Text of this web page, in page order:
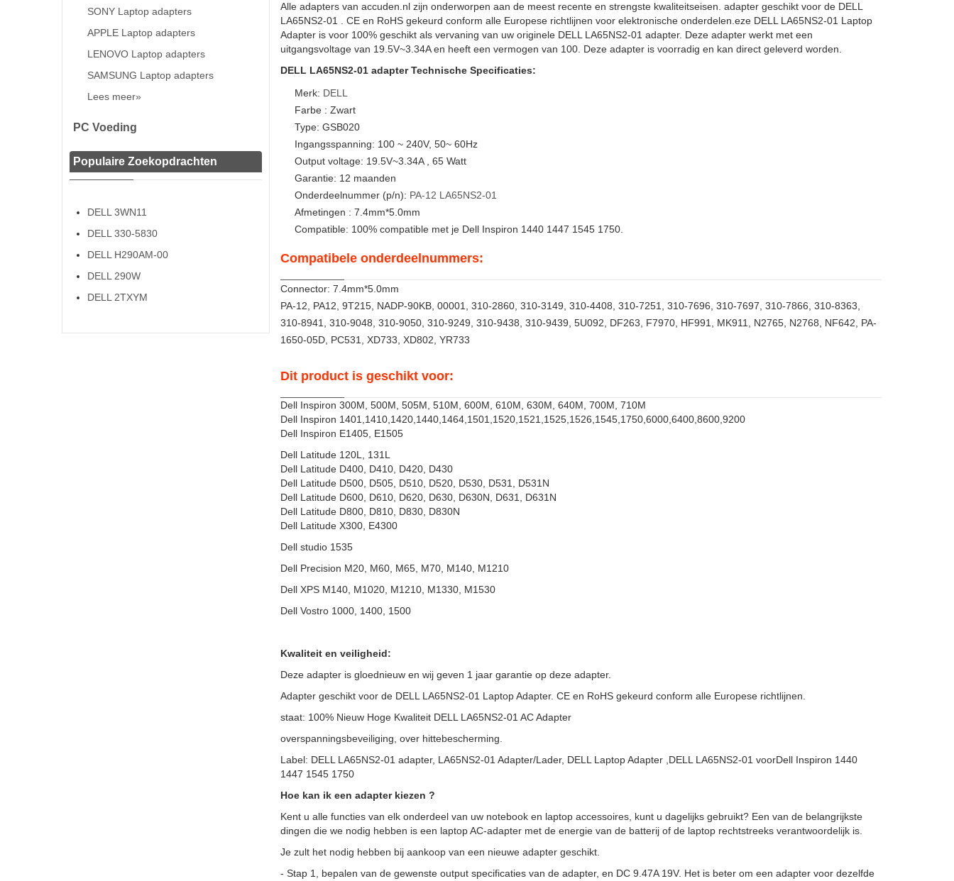
SONY Laptop adapters
APPLE Laptop adapters
LENOVO Laptop adapters
SAMSUNG Laptop adapters
Lees meer»
PC Voeding
Populaire Zoekopdrachten
DELL 3WN11
DELL 330-5830
DELL H290AM-00
DELL 290W
DELL 2TXYM
Alle adapters van accuden.nl zijn onderworpen aan de meest recente en strengste kwaliteitseisen. adapter geschikt voor de DELL
LA65NS2-01 . CE en RoHS gekeurd conform alle Europese richtlijnen voor elektronische onderdelen.eze DELL LA65NS2-01 Laptop
Adapter is voor 100% geschikt als vervaning van uw originele DELL LA65NS2-01 adapter. Deze adapter werkt met een
uitgangsvoltage van 19.5V~3.34A en heeft een vermogen van 100. Deze adapter is voorradig en kan direct geleverd worden.
DELL LA65NS2-01 adapter Technische Specificaties:
Merk: DELL
Farbe : Zwart
Type: GSB020
Ingangsspanning: 100 ~ 240V, 50~ 60Hz
Output voltage: 19.5V~3.34A , 65 Watt
Garantie: 12 maanden
Onderdeelnummer (p/n): PA-12 LA65NS2-01
Afmetingen : 7.4mm*5.0mm
Compatible: 100% compatible met je Dell Inspiron 1440 1447 1545 1750.
Compatibele onderdeelnummers:
Connector: 7.4mm*5.0mm
PA-12, PA12, 9T215, NADP-90KB, 00001, 310-2860, 310-3149, 310-4408, 310-7251, 310-7696, 310-7697, 310-7866, 310-8363,
310-8941, 310-9048, 310-9050, 310-9249, 310-9438, 310-9439, 5U092, DF263, F7970, HF991, MK911, N2765, N2768, NF642, PA-
1650-05D, PC531, XD733, XD802, YR733
Dit product is geschikt voor:
Dell Inspiron 300M, 500M, 505M, 510M, 600M, 610M, 630M, 640M, 700M, 710M
Dell Inspiron 1401,1410,1420,1440,1464,1501,1520,1521,1525,1526,1545,1750,6000,6400,8600,9200
Dell Inspiron E1405, E1505
Dell Latitude 120L, 131L
Dell Latitude D400, D410, D420, D430
Dell Latitude D500, D505, D510, D520, D530, D531, D531N
Dell Latitude D600, D610, D620, D630, D630N, D631, D631N
Dell Latitude D800, D810, D830, D830N
Dell Latitude X300, E4300
Dell studio 1535
Dell Precision M20, M60, M65, M70, M140, M1210
Dell XPS M140, M1020, M1210, M1330, M1530
Dell Vostro 1000, 1400, 1500
Kwaliteit en veiligheid:
Deze adapter is gloednieuw en wij geven 1 jaar garantie op deze adapter.
Adapter geschikt voor de DELL LA65NS2-01 Laptop Adapter. CE en RoHS gekeurd conform alle Europese richtlijnen.
staat: 100% Nieuw Hoge Kwaliteit DELL LA65NS2-01 AC Adapter
overspanningsbeveiliging, over hittebescherming.
Label: DELL LA65NS2-01 adapter, LA65NS2-01 Adapter/Lader, DELL Laptop Adapter ,DELL LA65NS2-01 voorDell Inspiron 1440
1447 1545 1750
Hoe kan ik een adapter kiezen ?
Kent u alle functies van elk onderdeel van uw notebook en laptop accessoires, kunt u dagelijks gebruikt? Een van de belangrijkste
dingen die we nodig hebben is een laptop AC-adapter met de energie van de batterij of de laptop rechtstreeks verantwoordelijk is.
Je zult het nodig hebben bij aankoop van een nieuwe adapter geschikt.
- Stap 1, bepalen van de gewenste output specificaties van de adapter, en DC 9.47A 19V. Het is beter om een adapter voor dezelfde